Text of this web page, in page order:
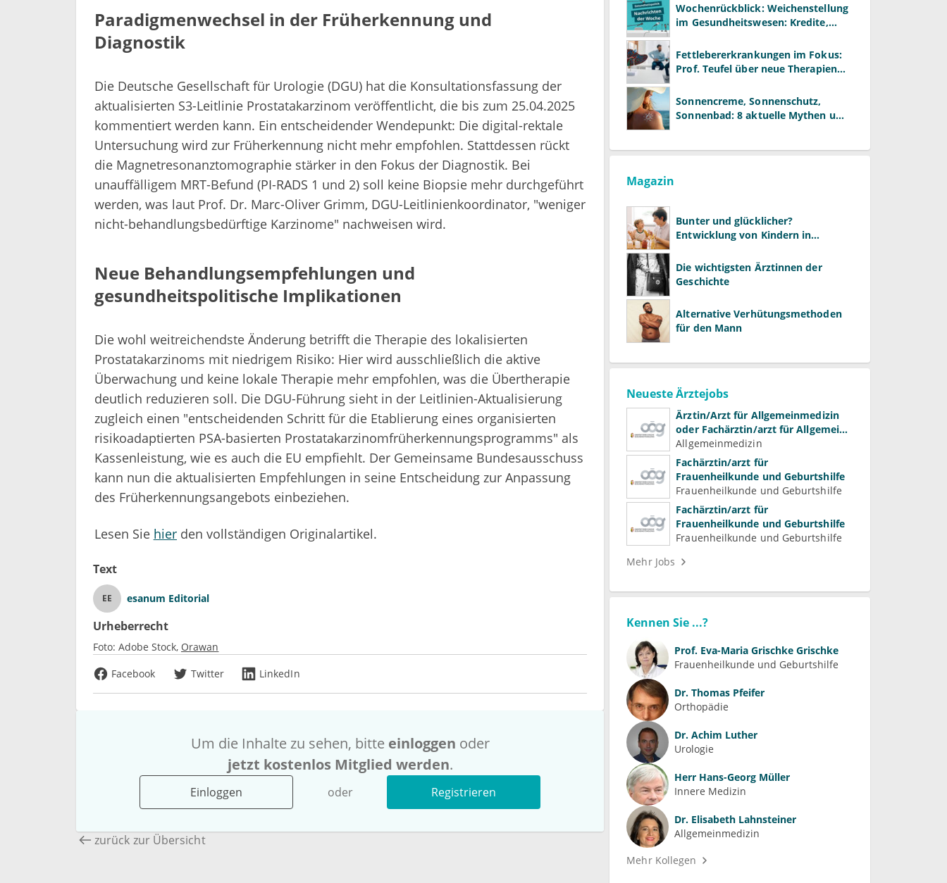
Paradigmenwechsel in der Früherkennung und
Diagnostik
Die Deutsche Gesellschaft für Urologie (DGU) hat die Konsultationsfassung der
aktualisierten S3-Leitlinie Prostatakarzinom veröffentlicht, die bis zum 25.04.2025
kommentiert werden kann. Ein entscheidender Wendepunkt: Die digital-rektale
Untersuchung wird zur Früherkennung nicht mehr empfohlen. Stattdessen rückt
die Magnetresonanztomographie stärker in den Fokus der Diagnostik. Bei
unauffälligem MRT-Befund (PI-RADS 1 und 2) soll keine Biopsie mehr durchgeführt
werden, was laut Prof. Dr. Marc-Oliver Grimm, DGU-Leitlinienkoordinator, "weniger
nicht-behandlungsbedürftige Karzinome" nachweisen wird.
Neue Behandlungsempfehlungen und
gesundheitspolitische Implikationen
Die wohl weitreichendste Änderung betrifft die Therapie des lokalisierten
Prostatakarzinoms mit niedrigem Risiko: Hier wird ausschließlich die aktive
Überwachung und keine lokale Therapie mehr empfohlen, was die Übertherapie
deutlich reduzieren soll. Die DGU-Führung sieht in der Leitlinien-Aktualisierung
zugleich einen "entscheidenden Schritt für die Etablierung eines organisierten
risikoadaptierten PSA-basierten Prostatakarzinomfrüherkennungsprogramms" als
Kassenleistung, wie es auch die EU empfiehlt. Der Gemeinsame Bundesausschuss
kann nun die aktualisierten Empfehlungen in seine Entscheidung zur Anpassung
des Früherkennungsangebots einbeziehen.
Lesen Sie hier den vollständigen Originalartikel.
Text
EE esanum Editorial
Urheberrecht
Foto: Adobe Stock Orawan
Facebook
Twitter LinkedIn
Um die Inhalte zu sehen, bitte einloggen oder
jetzt kostenlos Mitglied werden.
Einloggen oder Registrieren
zurück zur Übersicht
Wochenrückblick: Weichenstellung
im Gesundheitswesen: Kredite,
Fettlebererkrankungen im Fokus:
Prof. Teufel über neue Therapien
Sonnencreme, Sonnenschutz,
Sonnenbad: 8 aktuelle Mythen und
Magazin
Bunter und glücklicher?
Entwicklung von Kindern in
Die wichtigsten Ärztinnen der
Geschichte
Alternative Verhütungsmethoden
für den Mann
Neueste Ärztejobs
Ärztin/Arzt für Allgemeinmedizin
oder Fachärztin/arzt für Allgemein-
und Familienmedizin für
Psychiatrie und
Psychotherapeutische Medizin
Allgemeinmedizin
Fachärztin/arzt für
Frauenheilkunde und Geburtshilfe
Frauenheilkunde und Geburtshilfe
Fachärztin/arzt für
Frauenheilkunde und Geburtshilfe
Frauenheilkunde und Geburtshilfe
Mehr Jobs
Kennen Sie ...?
Prof. Eva-Maria Grischke Grischke
Frauenheilkunde und Geburtshilfe
Dr. Thomas Pfeifer
Orthopädie
Dr. Achim Luther
Urologie
Herr Hans-Georg Müller
Innere Medizin
Dr. Elisabeth Lahnsteiner
Allgemeinmedizin
Mehr Kollegen